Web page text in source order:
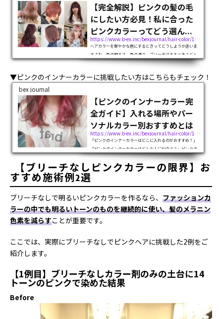
【完全解説】ピンクの髪の毛
にしたい方必見！私に合った
ピンクカラーってどう選ん...
https://www.b-ex.inc/bexjournal/hair-color/112249
ヘアカラーを鮮やかな色にするときってどうしようか迷いま
すよね。色の明るさ、色の濃さ、ブリーチはするべき？どん
なデザインがいい？どうしたら自分に合うかなかなかイメー
徴や解説を事例を元にご紹介しま...
▼ピンクのインナーカラーに挑戦したい方はこちらもチェック！
bex journal
【ピンクのインナーカラー完
全ガイド】入れる場所やパー
ソナルカラー別おすすめとは
https://www.b-ex.inc/bexjournal/hair-color/121269
「ピンクのインナーカラーはどこに入れるのがおすすめ？」
「ピンクのインナーカラーはどんな人に似合う？」ピンクの
インナーカラーに挑戦したいけど、自分に似合うスタイルが
わからず困っていませんか。ピンクのインナーカラーは顔周
りに入れるのがおすすめで、ピン...
【ブリーチなしピンクカラーの限界】お
すすめ施術例2選
ブリーチなしで明るいピンクカラーを作るなら、 ファッションカ
ラーの中でも明るいトーンのものを継続的に使い、髪のメラニン
色素を減らすことが重要です。
ここでは、実際にブリーチなしでピンクヘアに挑戦した2例をご
紹介します。
【1例目】ブリーチなしカラー剤のみの土台に14
トーンのピンクで染めた結果
Before